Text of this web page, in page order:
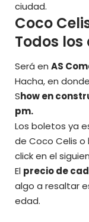
ciudad.
Coco
Todos
Será en AS
Hacha, en
Show en
pm.
Los boletos ya
de Coco Celis
click en el
El precio de
algo a resaltar
edad.